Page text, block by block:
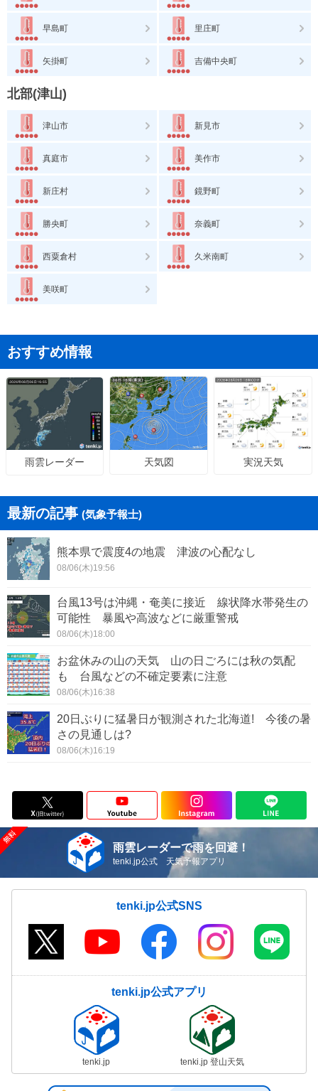
早島町 里庄町
矢掛町 吉備中央町
北部(津山)
津山市 新見市
真庭市 美作市
新庄村 鏡野町
勝央町 奈義町
西粟倉村 久米南町
美咲町
おすすめ情報
雨雲レーダー 天気図 実況天気
最新の記事 (気象予報士)
熊本県で震度4の地震 津波の心配なし
08/06(木)19:56
台風13号は沖縄・奄美に接近 線状降水帯発生の
可能性 暴風や高波などに厳重警戒
08/06(木)18:00
お盆休みの山の天気 山の日ごろには秋の気配
も 台風などの不確定要素に注意
08/06(木)16:38
20日ぶりに猛暑日が観測された北海道! 今後の暑
さの見通しは?
08/06(木)16:19
雨雲レーダーで雨を回避！
tenki.jp公式 天気予報アプリ
tenki.jp公式SNS
tenki.jp公式アプリ
tenki.jp tenki.jp 登山天気